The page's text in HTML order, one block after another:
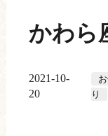
かわら
2021-10-
20
り